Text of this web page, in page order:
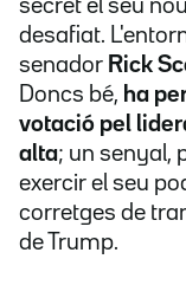
secret el seu
desafiat.
senador Rick
Doncs bé, ha
votació pel
alta; un senyal,
exercir el seu
corretges de
de Trump.